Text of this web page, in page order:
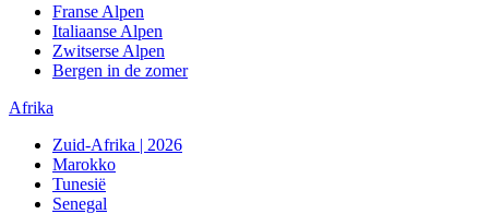
Franse Alpen
Italiaanse Alpen
Zwitserse Alpen
Bergen in de zomer
Afrika
Zuid-Afrika | 2026
Marokko
Tunesië
Senegal